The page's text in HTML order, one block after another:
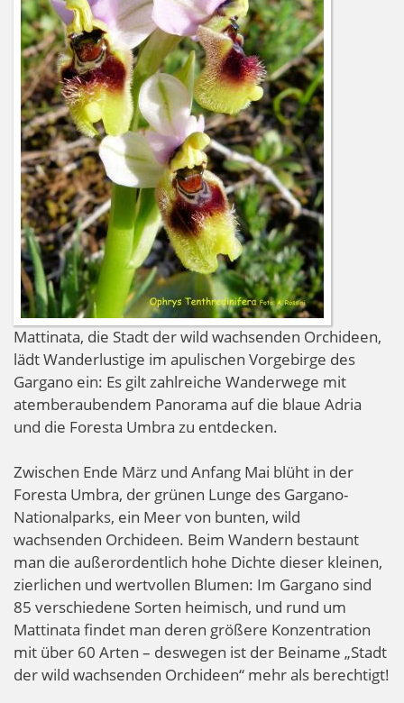
Mattinata, die Stadt der wild wachsenden Orchideen,
lädt Wanderlustige im apulischen Vorgebirge des
Gargano ein: Es gilt zahlreiche Wanderwege mit
atemberaubendem Panorama auf die blaue Adria
und die Foresta Umbra zu entdecken.
Zwischen Ende März und Anfang Mai blüht in der
Foresta Umbra, der grünen Lunge des Gargano-
Nationalparks, ein Meer von bunten, wild
wachsenden Orchideen. Beim Wandern bestaunt
man die außerordentlich hohe Dichte dieser kleinen,
zierlichen und wertvollen Blumen: Im Gargano sind
85 verschiedene Sorten heimisch, und rund um
Mattinata findet man deren größere Konzentration
mit über 60 Arten – deswegen ist der Beiname „Stadt
der wild wachsenden Orchideen“ mehr als berechtigt!